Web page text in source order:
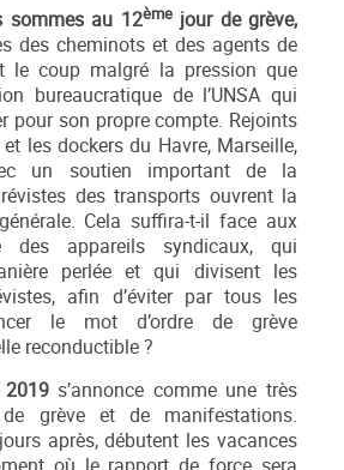
sommes au 12èmejour de grève,
des cheminots et des agents de
le coup malgré la pression que
bureaucratique de l’UNSA qui
pour son propre compte. Rejoints
les dockers du Havre, Marseille,
un soutien important de la
des transports ouvrent la
Cela suffira-t-il face aux
des appareils syndicaux, qui
perlée et qui divisent les
afin d’éviter par tous les
le mot d’ordre de grève
reconductible ?
s’annonce comme une très
grève et de manifestations.
après, débutent les vacances